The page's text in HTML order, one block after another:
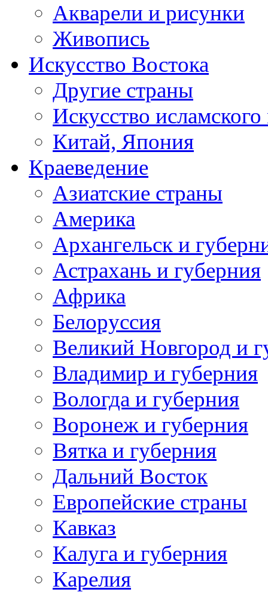
Акварели и рисунки
Живопись
Искусство Востока
Другие страны
Искусство
Китай, Япония
Краеведение
Азиатские страны
Америка
Архангельск и
Астрахань и губерния
Африка
Белоруссия
Великий Новгород и
Владимир и губерния
Вологда и губерния
Воронеж и губерния
Вятка и губерния
Дальний Восток
Европейские страны
Кавказ
Калуга и губерния
Карелия